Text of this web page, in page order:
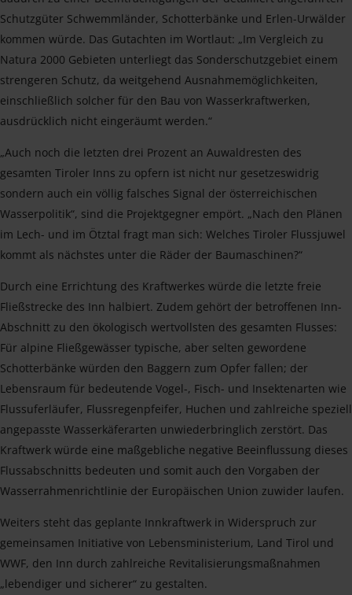
Schutzgüter Schwemmländer, Schotterbänke und Erlen-Urwälder
kommen würde. Das Gutachten im Wortlaut: „Im Vergleich zu
Natura 2000 Gebieten unterliegt das Sonderschutzgebiet einem
strengeren Schutz, da weitgehend Ausnahmemöglichkeiten,
einschließlich solcher für den Bau von Wasserkraftwerken,
ausdrücklich nicht eingeräumt werden.“
„Auch noch die letzten drei Prozent an Auwaldresten des
gesamten Tiroler Inns zu opfern ist nicht nur gesetzeswidrig
sondern auch ein völlig falsches Signal der österreichischen
Wasserpolitik“, sind die Projektgegner empört. „Nach den Plänen
im Lech- und im Ötztal fragt man sich: Welches Tiroler Flussjuwel
kommt als nächstes unter die Räder der Baumaschinen?“
Durch eine Errichtung des Kraftwerkes würde die letzte freie
Fließstrecke des Inn halbiert. Zudem gehört der betroffenen Inn-
Abschnitt zu den ökologisch wertvollsten des gesamten Flusses:
Für alpine Fließgewässer typische, aber selten gewordene
Schotterbänke würden den Baggern zum Opfer fallen; der
Lebensraum für bedeutende Vogel-, Fisch- und Insektenarten wie
Flussuferläufer, Flussregenpfeifer, Huchen und zahlreiche speziell
angepasste Wasserkäferarten unwiederbringlich zerstört. Das
Kraftwerk würde eine maßgebliche negative Beeinflussung dieses
Flussabschnitts bedeuten und somit auch den Vorgaben der
Wasserrahmenrichtlinie der Europäischen Union zuwider laufen.
Weiters steht das geplante Innkraftwerk in Widerspruch zur
gemeinsamen Initiative von Lebensministerium, Land Tirol und
WWF, den Inn durch zahlreiche Revitalisierungsmaßnahmen
„lebendiger und sicherer“ zu gestalten.